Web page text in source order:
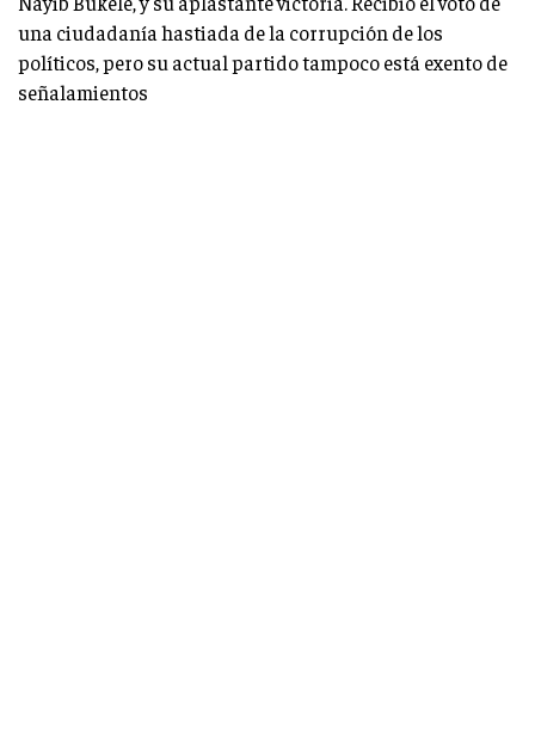
una ciudadanía hastiada de la corrupción de los
políticos, pero su actual partido tampoco está exento de
señalamientos